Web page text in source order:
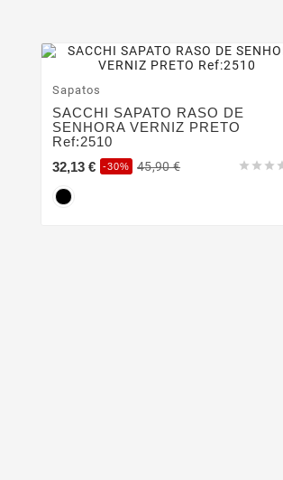
Sapatos
SACCHI SAPATO RASO DE
SENHORA VERNIZ PRETO
Ref:2510
  
32,13 € -30% 45,90 €